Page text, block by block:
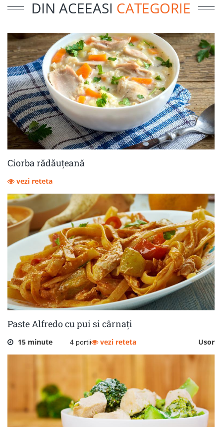
DIN ACEEASI CATEGORIE
Ciorba rădăuțeană
vezi reteta
Paste Alfredo cu pui si cârnați
15 minute 4 portii Usor
vezi reteta